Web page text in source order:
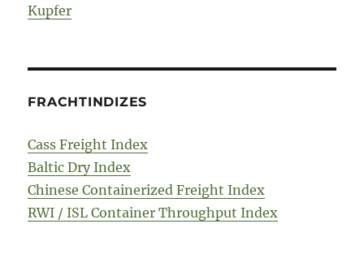
Kupfer
FRACHTINDIZES
Cass Freight Index
Baltic Dry Index
Chinese Containerized Freight Index
RWI / ISL Container Throughput Index